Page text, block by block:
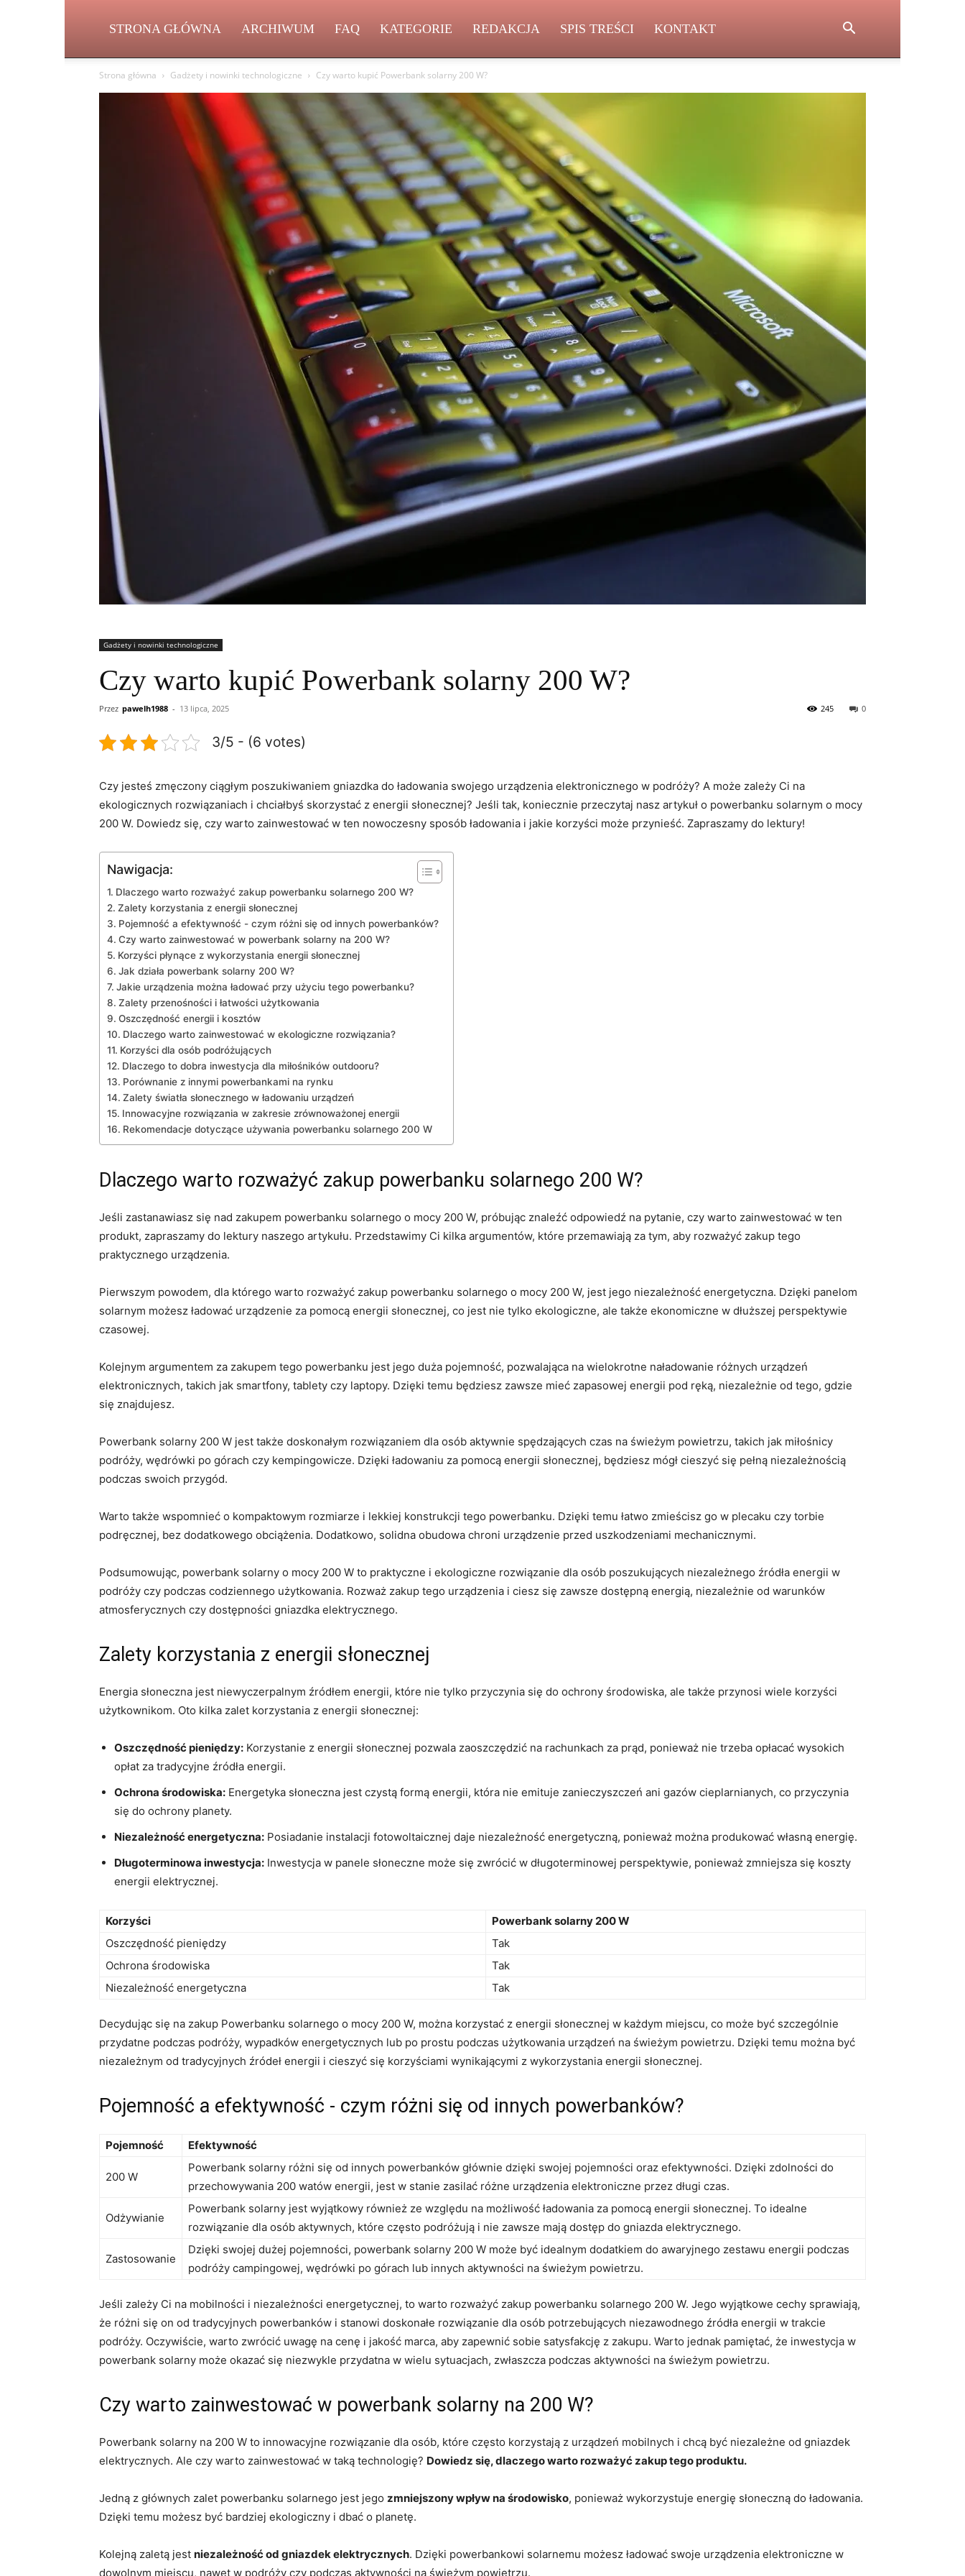
STRONA GŁÓWNA ARCHIWUM FAQ KATEGORIE REDAKCJA SPIS TREŚCI KONTAKT
Strona główna Gadżety i nowinki technologiczne Czy warto kupić Powerbank solarny 200 W?
Gadżety i nowinki technologiczne
Czy warto kupić Powerbank solarny 200 W?
Przez pawelh1988 - 13 lipca, 2025 0
245
3/5 - (6 votes)
Czy ‌jesteś zmęczony ciągłym poszukiwaniem gniazdka do ładowania‍ swojego urządzenia ⁢elektronicznego w podróży?⁢ A może zależy Ci na
ekologicznych rozwiązaniach i chciałbyś skorzystać z energii słonecznej? Jeśli tak,⁤ koniecznie przeczytaj nasz​ artykuł o powerbanku solarnym o mocy
200 W. Dowiedz⁢ się, czy warto ⁤zainwestować w ten‍ nowoczesny sposób ładowania i jakie korzyści może ‌przynieść. Zapraszamy⁢ do lektury!
Nawigacja:
Dlaczego warto rozważyć zakup powerbanku solarnego 200 W?
Zalety‍ korzystania z energii słonecznej
Pojemność a⁣ efektywność⁢ -​ czym ⁤różni się od innych powerbanków?
Czy ⁣warto ​zainwestować w powerbank solarny na 200 W?
Korzyści płynące z‍ wykorzystania energii słonecznej
Jak działa powerbank solarny⁤ 200 W?
Jakie urządzenia⁣ można​ ładować przy użyciu tego powerbanku?
Zalety przenośności i łatwości użytkowania
Oszczędność energii i kosztów
Dlaczego warto⁣ zainwestować w ekologiczne⁢ rozwiązania?
Korzyści dla osób podróżujących
Dlaczego ​to dobra inwestycja dla miłośników outdooru?
Porównanie z innymi powerbankami na rynku
Zalety​ światła​ słonecznego w⁣ ładowaniu urządzeń
Innowacyjne‌ rozwiązania w zakresie zrównoważonej energii
Rekomendacje dotyczące używania powerbanku​ solarnego 200⁢ W
Dlaczego warto rozważyć zakup powerbanku solarnego 200 W?
Jeśli zastanawiasz się nad zakupem⁣ powerbanku solarnego o mocy⁤ 200⁤ W, próbując znaleźć odpowiedź na pytanie, ⁢czy warto zainwestować w ten
produkt,⁢ zapraszamy do lektury naszego⁢ artykułu.⁢ Przedstawimy ⁢Ci‌ kilka argumentów, które przemawiają za tym, ‌aby rozważyć zakup⁢ tego
praktycznego urządzenia.
Pierwszym powodem,⁤ dla którego ‍warto rozważyć zakup powerbanku solarnego o mocy 200 W, jest jego niezależność energetyczna. Dzięki panelom
solarnym możesz ⁢ładować⁢ urządzenie ​za‍ pomocą energii słonecznej, co jest nie ⁢tylko ⁣ekologiczne,‌ ale także ekonomiczne⁤ w dłuższej ⁣perspektywie ​
czasowej.
Kolejnym⁢ argumentem za zakupem tego powerbanku jest jego duża pojemność, pozwalająca na wielokrotne naładowanie różnych urządzeń
elektronicznych, takich jak smartfony, tablety czy laptopy. Dzięki temu ‍będziesz zawsze mieć ​zapasowej‍ energii pod ręką, niezależnie​ od tego, gdzie
⁢się‌ znajdujesz.
Powerbank solarny 200 W ⁢jest także doskonałym rozwiązaniem ‍dla osób⁢ aktywnie spędzających czas na ⁣świeżym powietrzu, takich jak miłośnicy
podróży, wędrówki po górach ‍czy⁢ kempingowicze. Dzięki ładowaniu za⁤ pomocą energii słonecznej, będziesz mógł cieszyć się pełną⁣ niezależnością
podczas swoich przygód.
Warto także wspomnieć o kompaktowym rozmiarze i ‌lekkiej konstrukcji tego powerbanku. Dzięki temu łatwo‍ zmieścisz go w plecaku‍ czy torbie‍
podręcznej,‍ bez dodatkowego obciążenia. Dodatkowo, ⁢solidna obudowa chroni urządzenie przed uszkodzeniami mechanicznymi.
Podsumowując, powerbank solarny o mocy 200 W to praktyczne i​ ekologiczne rozwiązanie dla ‍osób poszukujących niezależnego ⁤źródła energii w
podróży czy podczas codziennego użytkowania. Rozważ zakup tego urządzenia i ciesz się zawsze dostępną energią, niezależnie ​od‌ warunków
atmosferycznych czy dostępności gniazdka elektrycznego.
Zalety‍ korzystania z energii słonecznej
Energia⁣ słoneczna jest niewyczerpalnym źródłem energii, które⁣ nie tylko przyczynia się do ochrony środowiska, ale ⁤także przynosi wiele⁢ korzyści⁣
użytkownikom. Oto kilka zalet korzystania z energii⁣ słonecznej:
Oszczędność pieniędzy: Korzystanie z energii słonecznej ​pozwala ​zaoszczędzić na⁢ rachunkach za prąd, ponieważ nie trzeba⁤ opłacać wysokich
opłat za tradycyjne źródła energii.
Ochrona środowiska: ⁢Energetyka słoneczna​ jest czystą formą ⁢energii, która nie⁢ emituje zanieczyszczeń ani‌ gazów cieplarnianych, co przyczynia
się do ochrony‍ planety.
Niezależność‌ energetyczna: Posiadanie instalacji fotowoltaicznej‍ daje niezależność energetyczną, ponieważ⁤ można produkować własną energię.
Długoterminowa inwestycja: Inwestycja⁤ w ⁣panele słoneczne może się zwrócić‌ w długoterminowej⁤ perspektywie, ponieważ zmniejsza się⁤ koszty
energii elektrycznej.
Korzyści
Powerbank solarny 200 ⁢W
Oszczędność pieniędzy
Tak
Ochrona środowiska
Tak
Niezależność energetyczna
Tak
Decydując się ⁣na ⁢zakup Powerbanku ⁤solarnego o mocy 200 W, można korzystać⁤ z ⁤energii słonecznej⁢ w każdym miejscu,​ co może być szczególnie‌
przydatne podczas podróży, wypadków energetycznych ‍lub po prostu podczas użytkowania urządzeń ⁤na‍ świeżym powietrzu. Dzięki temu można być
niezależnym od tradycyjnych źródeł energii i cieszyć się ⁢korzyściami wynikającymi z ⁤wykorzystania energii słonecznej.
Pojemność a⁣ efektywność⁢ -​ czym ⁤różni się od innych powerbanków?
Pojemność Efektywność
200 W
Powerbank solarny różni się od innych⁢ powerbanków ⁤głównie dzięki swojej⁤ pojemności oraz⁣ efektywności. Dzięki zdolności ‍do
przechowywania 200 watów energii, jest w stanie zasilać różne urządzenia elektroniczne przez długi czas.
Odżywianie
Powerbank ⁣solarny jest wyjątkowy‍ również ze względu na możliwość ładowania za pomocą ⁤energii słonecznej. To idealne
⁣rozwiązanie dla osób aktywnych, które często podróżują i nie zawsze mają dostęp do gniazda⁤ elektrycznego.
Zastosowanie
Dzięki swojej dużej pojemności, ⁤powerbank⁣ solarny 200 W może być idealnym dodatkiem do awaryjnego zestawu⁣ energii podczas
podróży campingowej, wędrówki‌ po górach lub⁢ innych​ aktywności na świeżym⁤ powietrzu.
Jeśli​ zależy ⁣Ci na mobilności ‌i niezależności energetycznej, to warto rozważyć zakup powerbanku solarnego ‍200 W.​ Jego wyjątkowe cechy sprawiają,
że różni się on od ​tradycyjnych powerbanków i⁢ stanowi ‍doskonałe rozwiązanie‍ dla osób‍ potrzebujących​ niezawodnego​ źródła energii⁣ w trakcie
podróży.​ Oczywiście, warto zwrócić uwagę na cenę⁤ i jakość‍ marca, aby zapewnić sobie satysfakcję ⁤z zakupu. Warto ⁣jednak pamiętać, że inwestycja w
powerbank solarny ⁢może⁤ okazać ‍się niezwykle przydatna w wielu⁣ sytuacjach, zwłaszcza podczas aktywności na świeżym powietrzu.
Czy ⁣warto ​zainwestować w powerbank solarny na 200 W?
Powerbank solarny na 200 W to innowacyjne rozwiązanie dla osób,‍ które często korzystają z ‌urządzeń mobilnych i chcą być niezależne ⁤od gniazdek‍
elektrycznych. ​Ale czy warto zainwestować w​ taką technologię? Dowiedz⁣ się, dlaczego warto rozważyć zakup tego produktu.
Jedną z ​głównych zalet powerbanku⁢ solarnego jest jego zmniejszony ⁤wpływ na‍ środowisko, ponieważ wykorzystuje energię słoneczną do ładowania.
Dzięki temu możesz być ⁢bardziej ekologiczny ⁣i ‌dbać o planetę.
Kolejną zaletą jest niezależność od gniazdek elektrycznych. Dzięki powerbankowi ⁤solarnemu możesz ładować swoje urządzenia elektroniczne w
dowolnym miejscu, nawet​ w podróży czy podczas aktywności na świeżym powietrzu.